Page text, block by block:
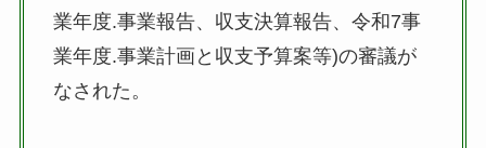
業年度.事業報告、収支決算報告、令和7事
業年度.事業計画と収支予算案等)の審議が
なされた。